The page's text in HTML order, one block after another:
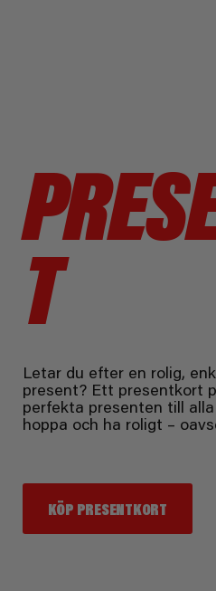
T
Letar du efter en rolig,
present? Ett presentkort
perfekta presenten till
hoppa och ha roligt –
KÖP PRESENTKORT